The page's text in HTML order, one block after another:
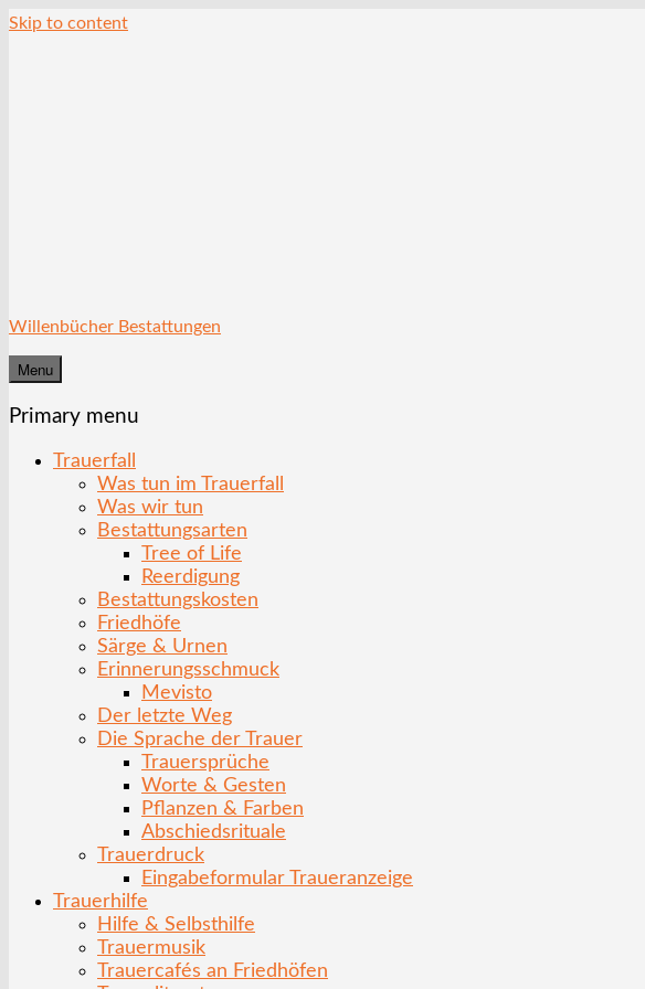
Skip to content
Willenbücher Bestattungen
Menu
Primary menu
Trauerfall
Was tun im Trauerfall
Was wir tun
Bestattungsarten
Tree of Life
Reerdigung
Bestattungskosten
Friedhöfe
Särge & Urnen
Erinnerungsschmuck
Mevisto
Der letzte Weg
Die Sprache der Trauer
Trauersprüche
Worte & Gesten
Pflanzen & Farben
Abschiedsrituale
Trauerdruck
Eingabeformular Traueranzeige
Trauerhilfe
Hilfe & Selbsthilfe
Trauermusik
Trauercafés an Friedhöfen